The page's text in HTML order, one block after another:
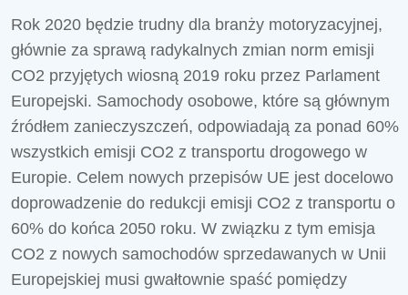
Rok 2020 będzie trudny dla branży motoryzacyjnej,
głównie za sprawą radykalnych zmian norm emisji
CO2 przyjętych wiosną 2019 roku przez Parlament
Europejski. Samochody osobowe, które są głównym
źródłem zanieczyszczeń, odpowiadają za ponad 60%
wszystkich emisji CO2 z transportu drogowego w
Europie. Celem nowych przepisów UE jest docelowo
doprowadzenie do redukcji emisji CO2 z transportu o
60% do końca 2050 roku. W związku z tym emisja
CO2 z nowych samochodów sprzedawanych w Unii
Europejskiej musi gwałtownie spaść pomiędzy